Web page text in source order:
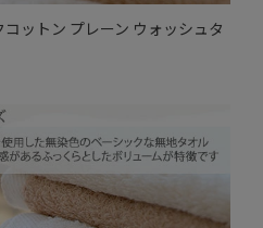
ットン プレーン ウォッシュタ